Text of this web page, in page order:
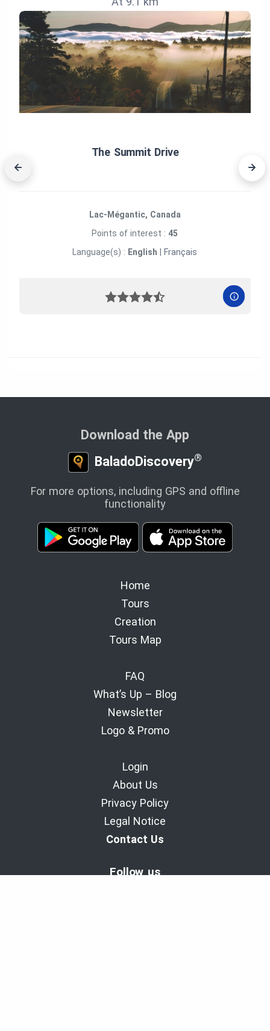
The Summit Drive
Lac-Mégantic, Canada
Points of interest : 45
Language(s) : English Français
Download the App
BaladoDiscovery®
For more options, including GPS and offline
functionality
Home
Tours
Creation
Tours Map
FAQ
What’s Up – Blog
Newsletter
Logo & Promo
Login
About Us
Privacy Policy
Legal Notice
Contact Us
Follow us